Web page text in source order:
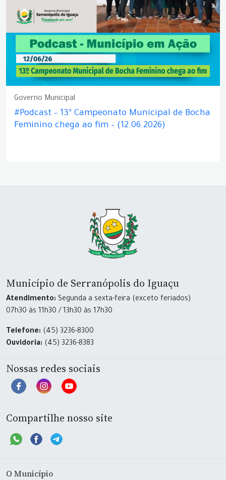
Governo Municipal
#Podcast – 13º Campeonato Municipal de Bocha
Feminino chega ao fim – (12.06.2026)
Município de Serranópolis do Iguaçu
Atendimento: Segunda a sexta-feira (exceto feriados)
07h30 às 11h30 / 13h30 às 17h30
Telefone: (45) 3236-8300
Ouvidoria: (45) 3236-8383
Nossas redes sociais
Compartilhe nosso site
O Município